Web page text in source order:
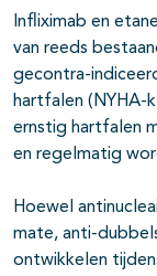
Infliximab en
van reeds
gecontra-
hartfalen (NYHA-
ernstig hartfalen
en regelmatig
Hoewel
mate, anti-
ontwikkelen